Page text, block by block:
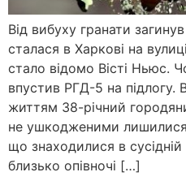
Від вибуху гранати
сталася в Харкові на
стало відомо Вісті Ньюс.
впустив РГД-5 на підлогу.
життям 38-річний
не ушкодженими
що знаходилися в
близько опівночі […]